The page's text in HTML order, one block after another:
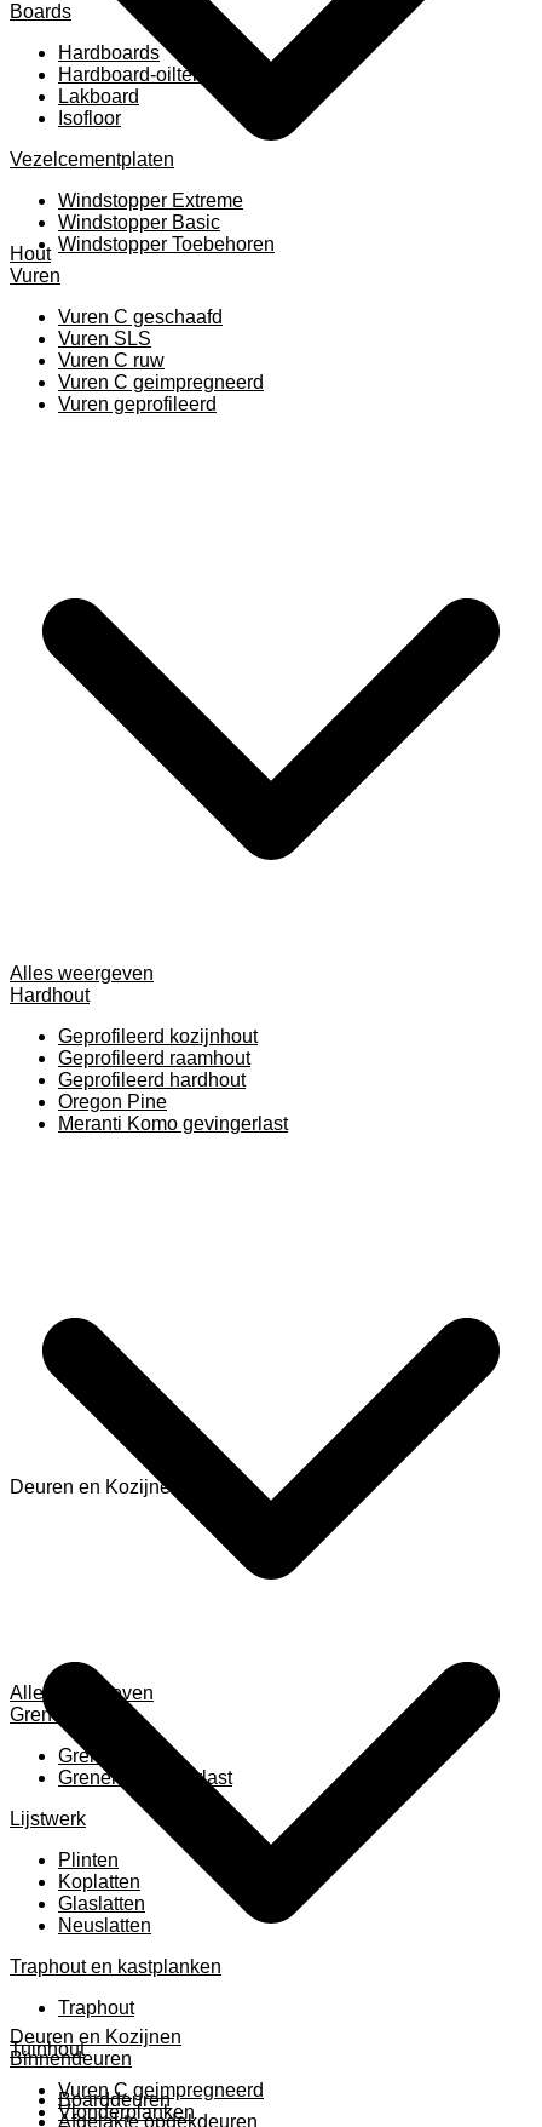
Boards
Hardboards
Hardboard-oiltemperated
Lakboard
Isofloor
Vezelcementplaten
Windstopper Extreme
Windstopper Basic
Windstopper Toebehoren
Hout
Vuren
Vuren C geschaafd
Vuren SLS
Vuren C ruw
Vuren C geimpregneerd
Vuren geprofileerd
Alles weergeven
Hardhout
Geprofileerd kozijnhout
Geprofileerd raamhout
Geprofileerd hardhout
Oregon Pine
Meranti Komo gevingerlast
Alles weergeven
Grenen
Grenen B ruw
Grenen gevingerlast
Lijstwerk
Plinten
Koplatten
Glaslatten
Neuslatten
Traphout en kastplanken
Traphout
Tuinhout
Vuren C geimpregneerd
Vlonderplanken
Deuren en Kozijnen
Deuren en Kozijnen
Binnendeuren
Boarddeuren
Afgelakte opdekdeuren